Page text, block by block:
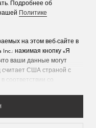
Подробнее об
Политике
на этом веб-сайте в
нажимая кнопку «Я
ваши данные могут
считает США страной с
соответствии со
возможность